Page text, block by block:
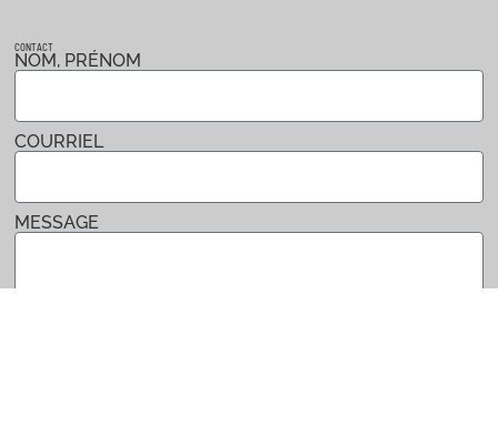
CONTACT
NOM, PRÉNOM
COURRIEL
MESSAGE